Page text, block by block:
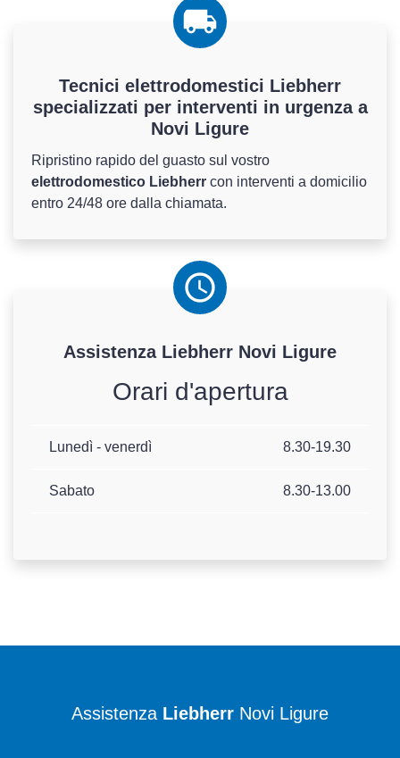
Tecnici elettrodomestici Liebherr
specializzati per interventi in urgenza a
Novi Ligure
Ripristino rapido del guasto sul vostro
elettrodomestico Liebherr con interventi a domicilio
entro 24/48 ore dalla chiamata.
Assistenza Liebherr Novi Ligure
Orari d'apertura
Lunedì - venerdì 8.30-19.30
Sabato 8.30-13.00
Assistenza Liebherr Novi Ligure